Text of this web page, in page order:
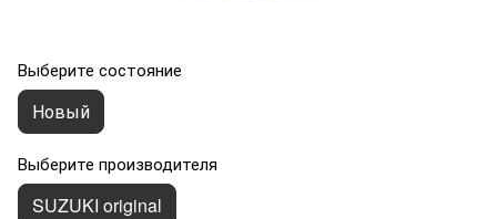
Выберите состояние
Новый
Выберите производителя
SUZUKI original